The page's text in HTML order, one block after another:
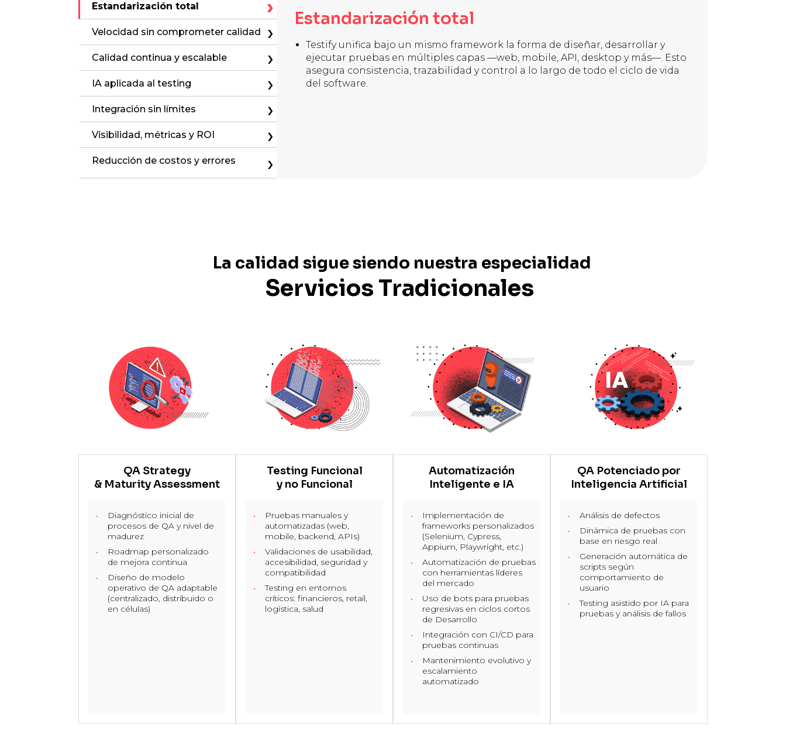
Estandarización total
Velocidad sin comprometer calidad
Calidad continua y escalable
IA aplicada al testing
Integración sin límites
Visibilidad, métricas y ROI
Reducción de costos y errores
Estandarización total
Testify unifica bajo un mismo framework la forma de diseñar, desarrollar y
ejecutar pruebas en múltiples capas —web, mobile, API, desktop y más—. Esto
asegura consistencia, trazabilidad y control a lo largo de todo el ciclo de vida
del software.
La calidad sigue siendo nuestra especialidad
Servicios Tradicionales
QA Strategy
& Maturity Assessment
Diagnóstico inicial de
procesos de QA y nivel de
madurez
Roadmap personalizado
de mejora continua
Diseño de modelo
operativo de QA adaptable
(centralizado, distribuido o
en células)
Testing Funcional
y no Funcional
Pruebas manuales y
automatizadas (web,
mobile, backend, APIs)
Validaciones de usabilidad,
accesibilidad, seguridad y
compatibilidad
Testing en entornos
críticos: financieros, retail,
logística, salud
Automatización
Inteligente e IA
Implementación de
frameworks personalizados
(Selenium, Cypress,
Appium, Playwright, etc.)
Automatización de pruebas
con herramientas líderes
del mercado
Uso de bots para pruebas
regresivas en ciclos cortos
de Desarrollo
Integración con CI/CD para
pruebas continuas
Mantenimiento evolutivo y
escalamiento
automatizado
QA Potenciado por
Inteligencia Artificial
Análisis de defectos
Dinámica de pruebas con
base en riesgo real
Generación automática de
scripts según
comportamiento de
usuario
Testing asistido por IA para
pruebas y análisis de fallos